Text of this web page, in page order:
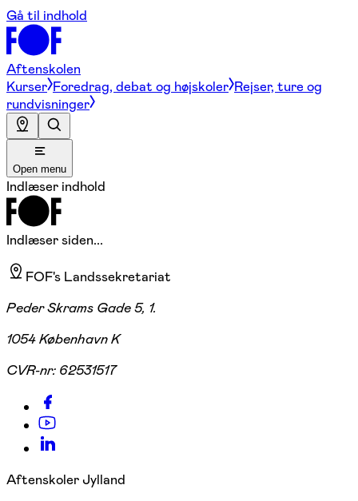
Gå til indhold
Aftenskolen
Kurser Foredrag, debat og højskoler Rejser, ture og
rundvisninger
Open menu
Indlæser indhold
Indlæser siden...
FOF's Landssekretariat
Peder Skrams Gade 5, 1.
1054 København K
CVR-nr: 62531517
Aftenskoler Jylland